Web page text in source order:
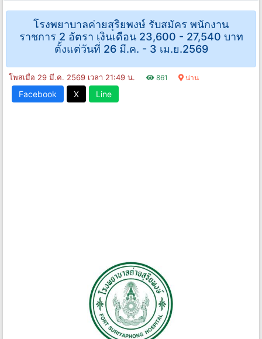
โรงพยาบาลค่ายสุริยพงษ์ รับสมัคร พนักงาน
ราชการ 2 อัตรา เงินเดือน 23,600 - 27,540 บาท
ตั้งแต่วันที่ 26 มี.ค. - 3 เม.ย.2569
โพสเมื่อ 29 มี.ค. 2569 เวลา 21:49 น. 861 น่าน
Facebook X Line